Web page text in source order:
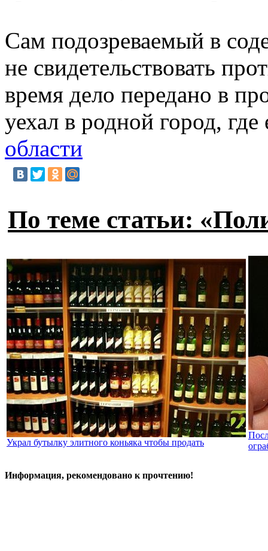
Сам подозреваемый в
не свидетельствовать
время дело передано в
уехал в родной город,
области
По теме статьи:
Украл бутылку элитного коньяка чтобы продать
Информация, рекомендовано к прочтению!